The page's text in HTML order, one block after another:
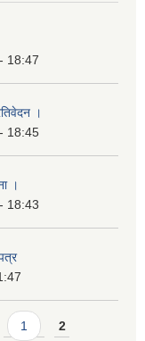
18:47
।
18:45
।
18:43
1 2